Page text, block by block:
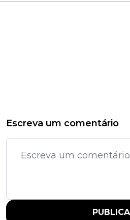
Escreva um comentário